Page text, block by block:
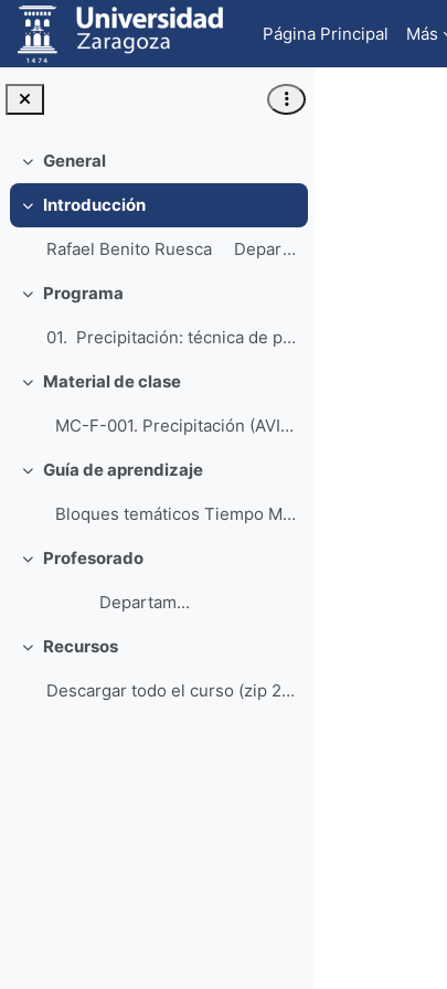
Salta al contenido principal
Página Principal
Más
Colapsar
General
Colapsar
Introducción
Rafael Benito Ruesca Departament...
Colapsar
Programa
01. Precipitación: técnica de precipitación. ...
Colapsar
Material de clase
MC-F-001. Precipitación (AVI). Descripción: téc...
Colapsar
Guía de aprendizaje
Bloques temáticos Tiempo Material de ap...
Colapsar
Profesorado
Departam...
Colapsar
Recursos
Descargar todo el curso (zip 208,3MB)